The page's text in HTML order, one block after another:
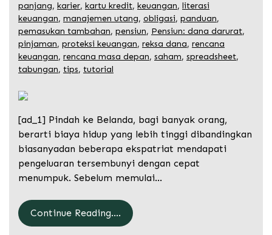
panjang, karier, kartu kredit, keuangan, literasi
keuangan, manajemen utang, obligasi, panduan,
pemasukan tambahan, pensiun, Pensiun: dana darurat,
pinjaman, proteksi keuangan, reksa dana, rencana
keuangan, rencana masa depan, saham, spreadsheet,
tabungan, tips, tutorial
[ad_1] Pindah ke Belanda, bagi banyak orang,
berarti biaya hidup yang lebih tinggi dibandingkan
biasanyadan beberapa ekspatriat mendapati
pengeluaran tersembunyi dengan cepat
menumpuk. Sebelum memulai…
Continue Reading....